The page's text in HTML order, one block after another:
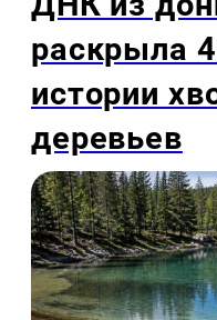
раскрыла
истории
деревьев